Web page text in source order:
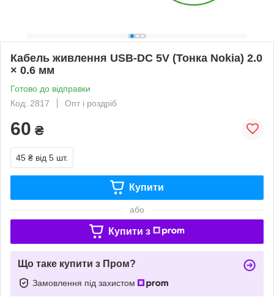
Кабель живлення USB-DC 5V (Тонка Nokia) 2.0
× 0.6 мм
Готово до відправки
Код: 2817
Опт і роздріб
60 ₴
45 ₴ від 5 шт.
Купити
або
Купити з
Що таке купити з Пром?
Замовлення під захистом